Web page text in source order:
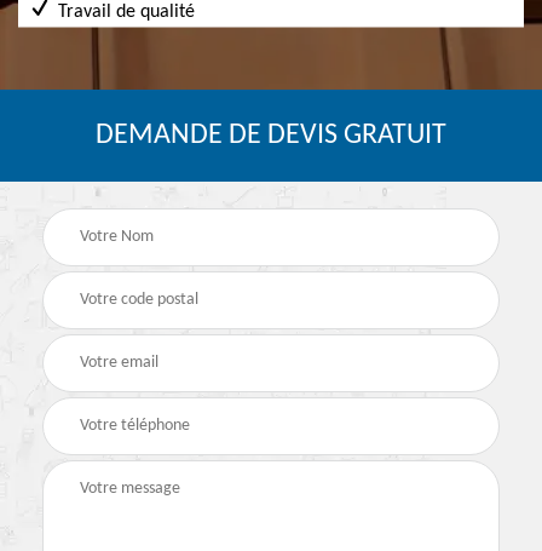
Travail de qualité
DEMANDE DE DEVIS GRATUIT